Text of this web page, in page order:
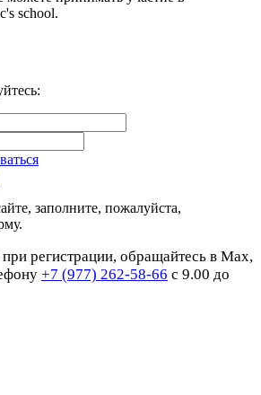
school.
заполните, пожалуйста,
регистрации, обращайтесь в Max,
+7 (977) 262-58-66 с 9.00 до